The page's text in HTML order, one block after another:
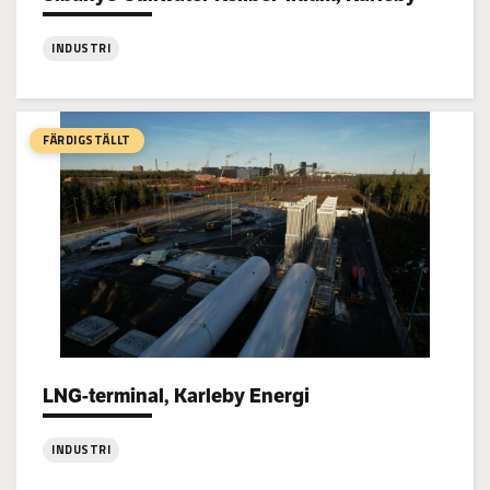
INDUSTRI
Sibanye-
Stillwater
Keliber-
litium,
Karleby
FÄRDIGSTÄLLT
LNG-terminal, Karleby Energi
Project types:
INDUSTRI